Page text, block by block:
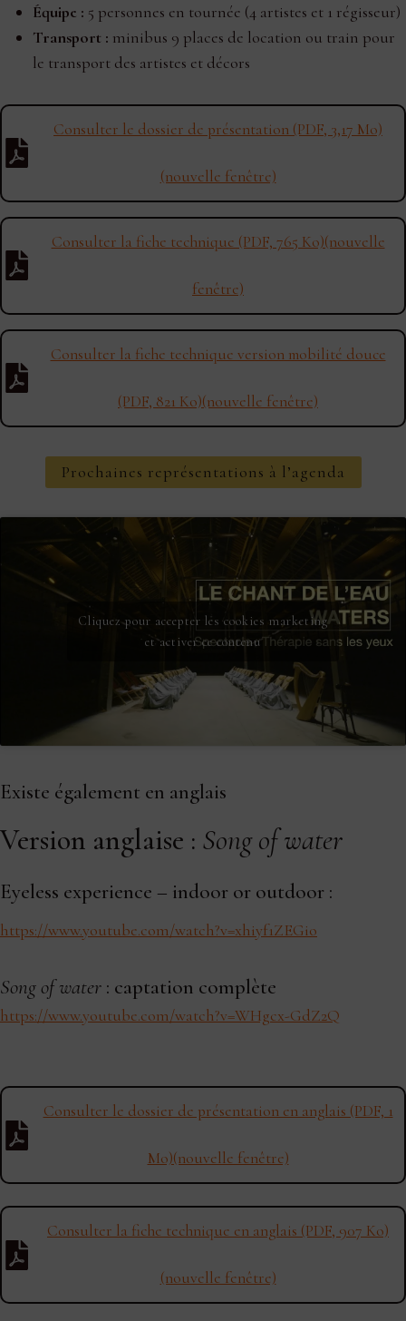
Équipe : 5 personnes en tournée (4 artistes et 1 régisseur)
Transport : minibus 9 places de location ou train pour
le transport des artistes et décors
Consulter le dossier de présentation (PDF, 3,17 Mo)
(nouvelle fenêtre)
Consulter la fiche technique (PDF, 765 Ko)(nouvelle
fenêtre)
Consulter la fiche technique version mobilité douce
(PDF, 821 Ko)(nouvelle fenêtre)
Prochaines représentations à l’agenda
Cliquez pour accepter les cookies marketing
et activer ce contenu
Existe également en anglais
Version anglaise : Song of water
Eyeless experience – indoor or outdoor :
https://www.youtube.com/watch?v=xhiyf1ZEGio
Song of water : captation complète
https://www.youtube.com/watch?v=WHgcx-GdZ2Q
Consulter le dossier de présentation en anglais (PDF, 1
Mo)(nouvelle fenêtre)
Consulter la fiche technique en anglais (PDF, 907 Ko)
(nouvelle fenêtre)